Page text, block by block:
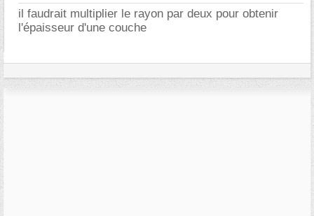
il faudrait multiplier le rayon par deux pour obtenir
l'épaisseur d'une couche